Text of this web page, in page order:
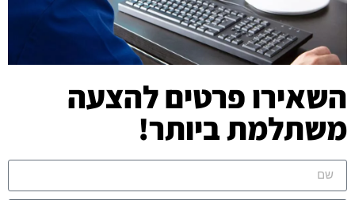
השאירו פרטים להצעה
משתלמת ביותר!